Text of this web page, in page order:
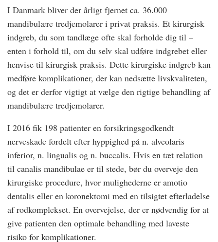
I Danmark bliver der årligt fjernet ca. 36.000
mandibulære tredjemolarer i privat praksis. Et kirurgisk
indgreb, du som tandlæge ofte skal forholde dig til –
enten i forhold til, om du selv skal udføre indgrebet eller
henvise til kirurgisk praksis. Dette kirurgiske indgreb kan
medføre komplikationer, der kan nedsætte livskvaliteten,
og det er derfor vigtigt at vælge den rigtige behandling af
mandibulære tredjemolarer.
I 2016 fik 198 patienter en forsikringsgodkendt
nerveskade fordelt efter hyppighed på n. alveolaris
inferior, n. lingualis og n. buccalis. Hvis en tæt relation
til canalis mandibulae er til stede, bør du overveje den
kirurgiske procedure, hvor mulighederne er amotio
dentalis eller en koronektomi med en tilsigtet efterladelse
af rodkomplekset. En overvejelse, der er nødvendig for at
give patienten den optimale behandling med laveste
risiko for komplikationer.